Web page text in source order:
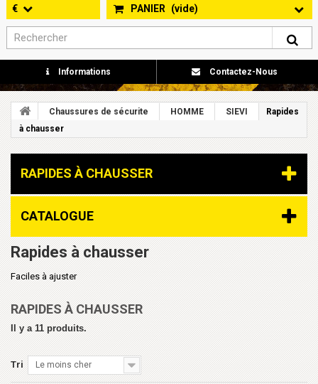
PANIER (vide)
€
Informations Contactez-Nous
Chaussures de sécurite HOMME SIEVI
Rapides
à chausser
RAPIDES À CHAUSSER
CATALOGUE
Rapides à chausser
Faciles à ajuster
RAPIDES À CHAUSSER
Il y a 11 produits.
Tri Le moins cher